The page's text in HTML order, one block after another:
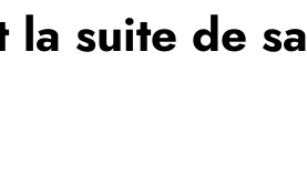
la suite de sa